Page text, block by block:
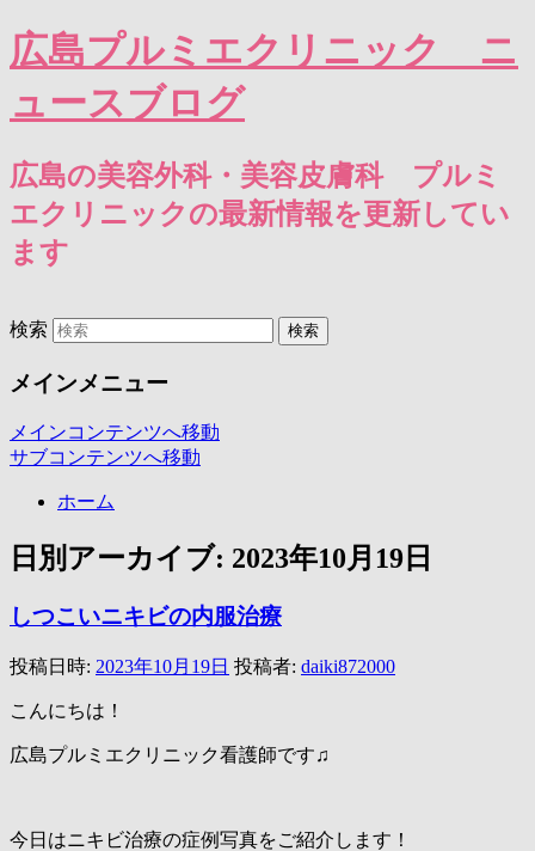
広島プルミエクリニック ニ
ュースブログ
広島の美容外科・美容皮膚科 プルミ
エクリニックの最新情報を更新してい
ます
検索
メインメニュー
メインコンテンツへ移動
サブコンテンツへ移動
ホーム
日別アーカイブ: 2023年10月19日
しつこいニキビの内服治療
投稿日時: 2023年10月19日 投稿者: daiki872000
こんにちは！
広島プルミエクリニック看護師です♫
今日はニキビ治療の症例写真をご紹介します！